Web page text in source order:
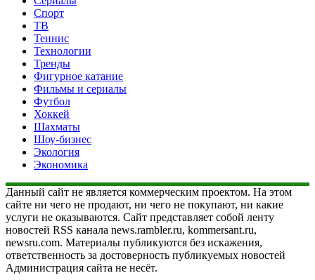
Спорт
ТВ
Теннис
Технологии
Тренды
Фигурное катание
Фильмы и сериалы
Футбол
Хоккей
Шахматы
Шоу-бизнес
Экология
Экономика
Данный сайт не является коммерческим проектом. На этом
сайте ни чего не продают, ни чего не покупают, ни какие
услуги не оказываются. Сайт представляет собой ленту
новостей RSS канала news.rambler.ru, kommersant.ru,
newsru.com. Материалы публикуются без искажения,
ответственность за достоверность публикуемых новостей
Администрация сайта не несёт.